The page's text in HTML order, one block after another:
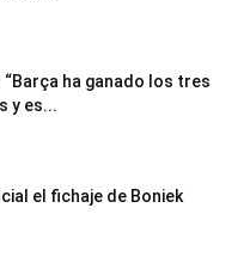
ha ganado los tres
y es...
el fichaje de Boniek